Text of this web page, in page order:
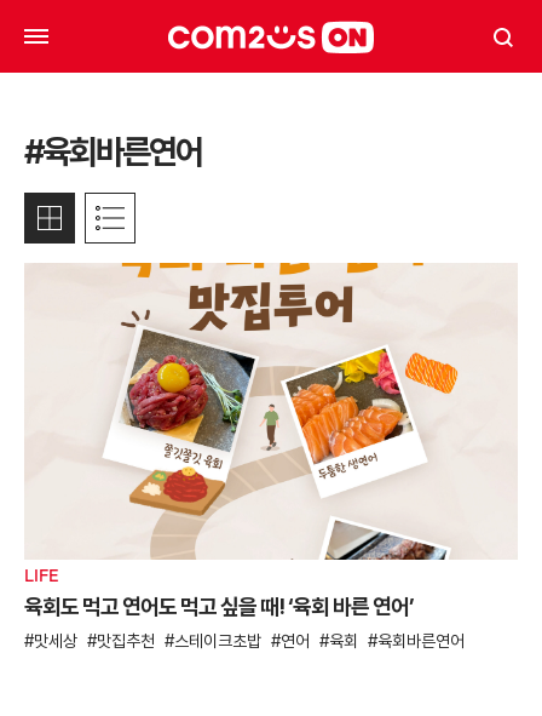
#육회바른연어
LIFE
육회도 먹고 연어도 먹고 싶을 때! ‘육회 바른 연어’
맛세상 맛집추천 스테이크초밥 연어 육회 육회바른연어